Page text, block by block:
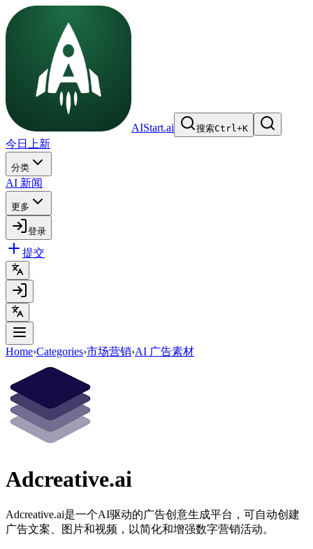
AIStart.ai 搜索Ctrl+K
今日上新
分类
AI 新闻
更多
登录
提交
Home›Categories›市场营销›AI 广告素材
Adcreative.ai
Adcreative.ai是一个AI驱动的广告创意生成平台，可自动创建
广告文案、图片和视频，以简化和增强数字营销活动。